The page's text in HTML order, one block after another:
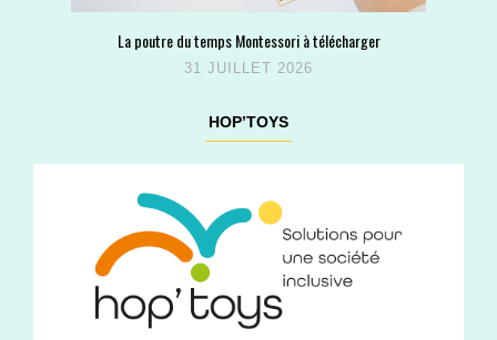
La poutre du temps Montessori à télécharger
31 JUILLET 2026
HOP’TOYS